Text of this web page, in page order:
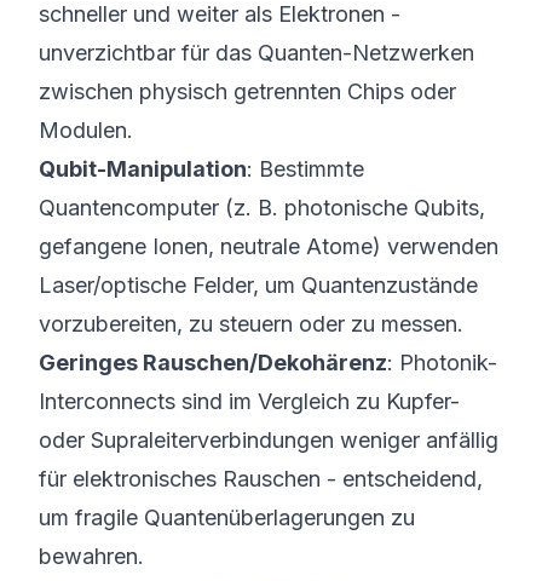
schneller und weiter als Elektronen -
unverzichtbar für das Quanten-Netzwerken
zwischen physisch getrennten Chips oder
Modulen.
Qubit-Manipulation: Bestimmte
Quantencomputer (z. B. photonische Qubits,
gefangene Ionen, neutrale Atome) verwenden
Laser/optische Felder, um Quantenzustände
vorzubereiten, zu steuern oder zu messen.
Geringes Rauschen/Dekohärenz: Photonik-
Interconnects sind im Vergleich zu Kupfer-
oder Supraleiterverbindungen weniger anfällig
für elektronisches Rauschen - entscheidend,
um fragile Quantenüberlagerungen zu
bewahren.